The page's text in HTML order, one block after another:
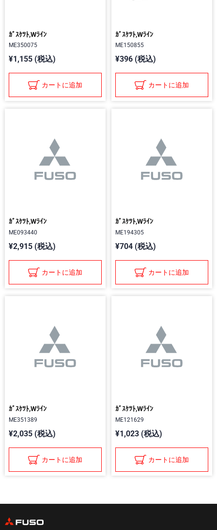
ｶﾞｽｹﾂﾄ,Wﾗｲﾝ
ME350075
¥1,155 (税込)
カートに追加
ｶﾞｽｹﾂﾄ,Wﾗｲﾝ
ME150855
¥396 (税込)
カートに追加
ｶﾞｽｹﾂﾄ,Wﾗｲﾝ
ME093440
¥2,915 (税込)
カートに追加
ｶﾞｽｹﾂﾄ,Wﾗｲﾝ
ME194305
¥704 (税込)
カートに追加
ｶﾞｽｹﾂﾄ,Wﾗｲﾝ
ME351389
¥2,035 (税込)
カートに追加
ｶﾞｽｹﾂﾄ,Wﾗｲﾝ
ME121629
¥1,023 (税込)
カートに追加